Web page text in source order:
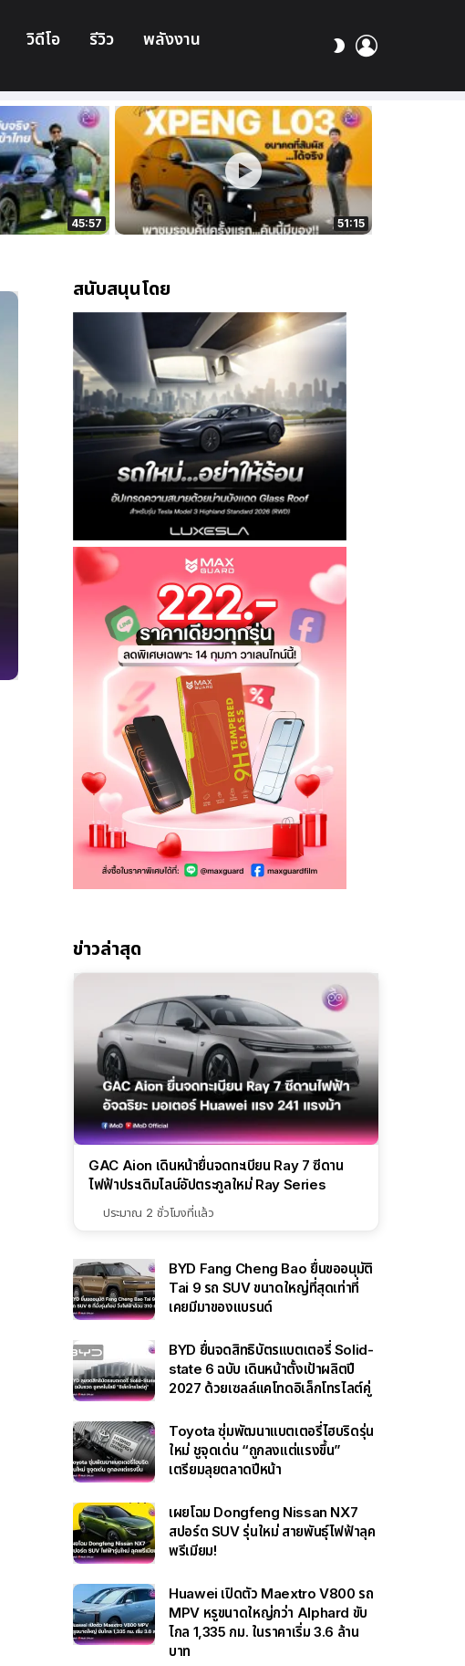
วิดีโอ รีวิว พลังงาน
สลับ
45:57 51:15
สนับสนุนโดย
ข่าวล่าสุด
GAC Aion เดินหน้ายื่นจดทะเบียน Ray 7 ซีดาน
ไฟฟ้าประเดิมไลน์อัปตระกูลใหม่ Ray Series
ประมาณ 2 ชั่วโมงที่แล้ว
BYD Fang Cheng Bao ยื่นขออนุมัติ
Tai 9 รถ SUV ขนาดใหญ่ที่สุดเท่าที่
เคยมีมาของแบรนด์
BYD ยื่นจดสิทธิบัตรแบตเตอรี่ Solid-
state 6 ฉบับ เดินหน้าตั้งเป้าผลิตปี
2027 ด้วยเซลล์แคโทดอิเล็กโทรไลต์คู่
Toyota ซุ่มพัฒนาแบตเตอรี่ไฮบริดรุ่น
ใหม่ ชูจุดเด่น “ถูกลงแต่แรงขึ้น”
เตรียมลุยตลาดปีหน้า
เผยโฉม Dongfeng Nissan NX7
สปอร์ต SUV รุ่นใหม่ สายพันธุ์ไฟฟ้าลุค
พรีเมียม!
Huawei เปิดตัว Maextro V800 รถ
MPV หรูขนาดใหญ่กว่า Alphard ขับ
ไกล 1,335 กม. ในราคาเริ่ม 3.6 ล้าน
บาท